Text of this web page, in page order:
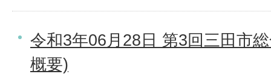
令和3年06月28日 第3回三田市
概要)